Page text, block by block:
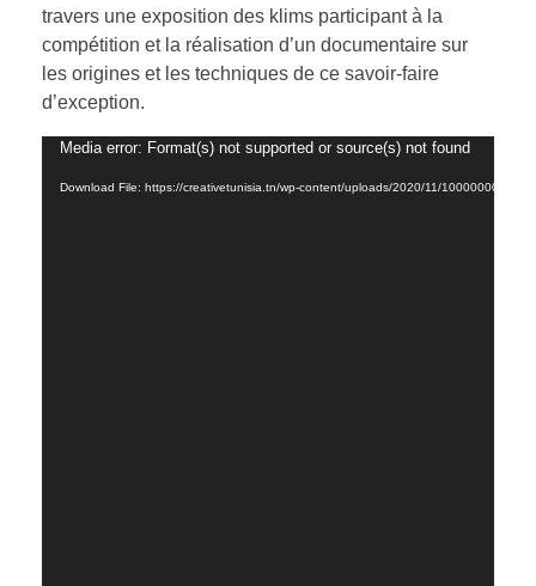
travers une exposition des klims participant à la
compétition et la réalisation d’un documentaire sur
les origines et les techniques de ce savoir-faire
d’exception.
Video
Player
Media error: Format(s) not supported or source(s) not found
Download File: https://creativetunisia.tn/wp-content/uploads/2020/11/